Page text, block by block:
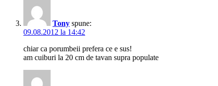
Tony spune:
09.08.2012 la 14:42
chiar ca porumbeii prefera ce e sus!
am cuiburi la 20 cm de tavan supra populate